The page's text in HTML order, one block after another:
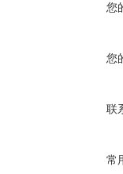
您
您
联
常